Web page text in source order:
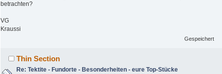
betrachten?
VG
Kraussi
Gespeichert
Thin Section
Re: Tektite - Fundorte - Besonderheiten - eure Top-Stücke